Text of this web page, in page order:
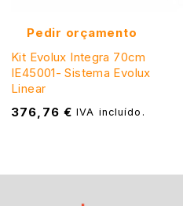
Pedir orçamento
Kit Evolux Integra 70cm
IE45001- Sistema Evolux
Linear
376,76 € IVA incluído.